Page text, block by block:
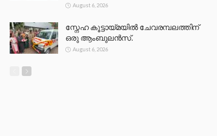
August 6, 2026
സ്നേഹ കൂട്ടായ്മയിൽ ചേവരമ്പലത്തിന്
ഒരു ആംബുലൻസ്.
August 6, 2026